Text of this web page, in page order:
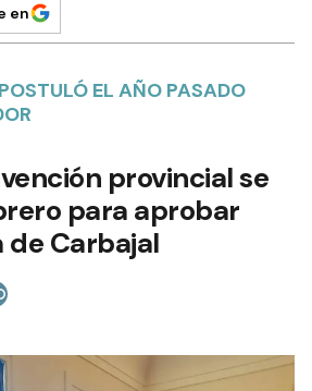
en
EL AÑO PASADO
provincial se
para aprobar
Carbajal